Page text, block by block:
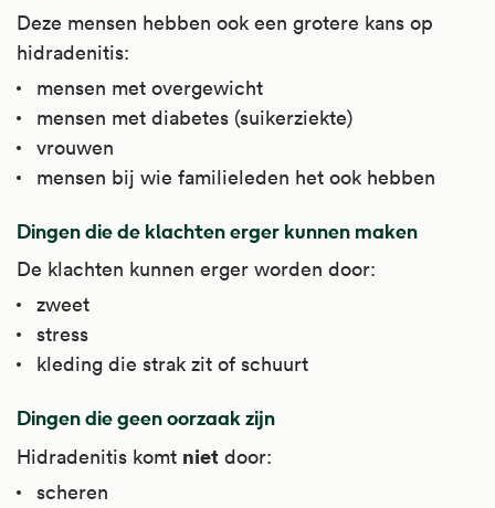
Deze mensen hebben ook een grotere kans op
hidradenitis:
mensen met overgewicht
mensen met diabetes (suikerziekte)
vrouwen
mensen bij wie familieleden het ook hebben
Dingen die de klachten erger kunnen maken
De klachten kunnen erger worden door:
zweet
stress
kleding die strak zit of schuurt
Dingen die geen oorzaak zijn
Hidradenitis komt niet door:
scheren